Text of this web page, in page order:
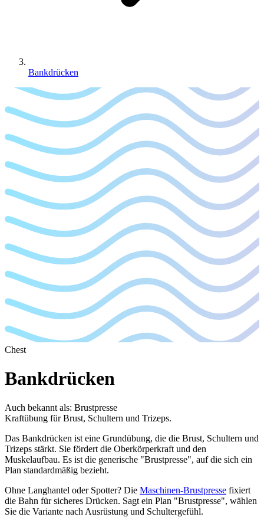
Bankdrücken
Chest
Bankdrücken
Auch bekannt als: Brustpresse
Kraftübung für Brust, Schultern und Trizeps.
Das Bankdrücken ist eine Grundübung, die die Brust, Schultern und
Trizeps stärkt. Sie fördert die Oberkörperkraft und den
Muskelaufbau. Es ist die generische "Brustpresse", auf die sich ein
Plan standardmäßig bezieht.
Ohne Langhantel oder Spotter? Die Maschinen-Brustpresse fixiert
die Bahn für sicheres Drücken. Sagt ein Plan "Brustpresse", wählen
Sie die Variante nach Ausrüstung und Schultergefühl.